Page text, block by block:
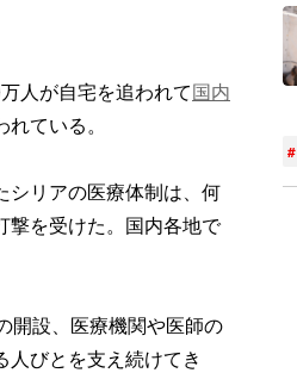
人が自宅を追われて国内
ている。
シリアの医療体制は、何
撃を受けた。国内各地で
開設、医療機関や医師の
びとを支え続けてき